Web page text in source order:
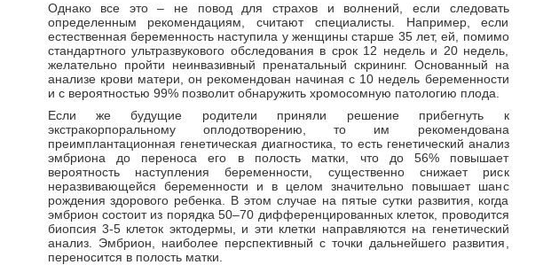
Однако все это – не повод для страхов и волнений, если следовать
определенным рекомендациям, считают специалисты. Например, если
естественная беременность наступила у женщины старше 35 лет, ей, помимо
стандартного ультразвукового обследования в срок 12 недель и 20 недель,
желательно пройти неинвазивный пренатальный скрининг. Основанный на
анализе крови матери, он рекомендован начиная с 10 недель беременности
и с вероятностью 99% позволит обнаружить хромосомную патологию плода.
Если же будущие родители приняли решение прибегнуть к
экстракорпоральному оплодотворению, то им рекомендована
преимплантационная генетическая диагностика, то есть генетический анализ
эмбриона до переноса его в полость матки, что до 56% повышает
вероятность наступления беременности, существенно снижает риск
неразвивающейся беременности и в целом значительно повышает шанс
рождения здорового ребенка. В этом случае на пятые сутки развития, когда
эмбрион состоит из порядка 50–70 дифференцированных клеток, проводится
биопсия 3-5 клеток эктодермы, и эти клетки направляются на генетический
анализ. Эмбрион, наиболее перспективный с точки дальнейшего развития,
переносится в полость матки.